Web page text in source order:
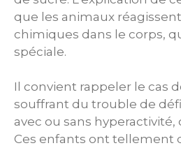
que les animaux
chimiques dans le corps,
spéciale.
Il convient rappeler le cas
souffrant du trouble de
avec ou sans hyperactivité,
Ces enfants ont tellement